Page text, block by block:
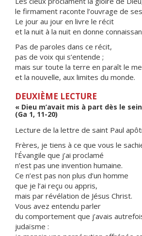
le firmament raconte l’ouvrage de
Le jour au jour en livre le récit
et la nuit à la nuit en donne
Pas de paroles dans ce récit,
pas de voix qui s’entende ;
mais sur toute la terre en paraît le
et la nouvelle, aux limites du monde.
DEUXIÈME LECTURE
« Dieu m’avait mis à part dès le
(Ga 1, 11-20)
Lecture de la lettre de saint Paul
Frères, je tiens à ce que vous le
l’Évangile que j’ai proclamé
n’est pas une invention humaine.
Ce n’est pas non plus d’un homme
que je l’ai reçu ou appris,
mais par révélation de Jésus Christ.
Vous avez entendu parler
du comportement que j’avais
judaïsme :